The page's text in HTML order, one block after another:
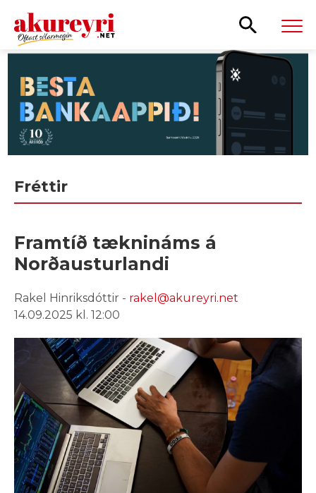
Fréttir
Framtíð tæknináms á
Norðausturlandi
Rakel Hinriksdóttir - rakel@akureyri.net
14.09.2025 kl. 12:00